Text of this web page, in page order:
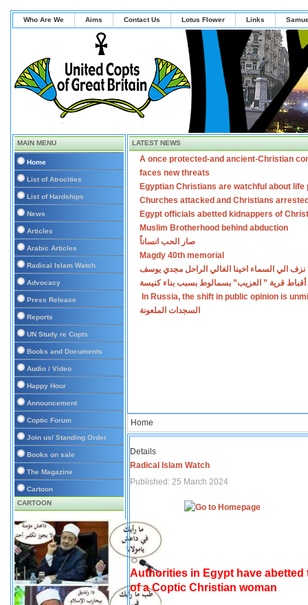
Who Are We Aims Contact Us Lotus Flower Links
MAIN MENU
Home
List of Atrocities
List of Hardships
News
Articles
Arabic Articles
Radical Islam Watch
Advocacy
Press Release
Reports
UN Study re Copts
Books and Documents
Audio / Video
Happy Hour
Announcement
Coptic Forum
Join us/ Standing Order
Books on sale
The Magazine
Cartoon
CARTOON
LATEST NEWS
A once protected-and ancient-Christian
faces new threats
Egyptian Christians are watchful about life
Churches attacked and Christians
Egypt officials abetted kidnappers of
Muslim Brotherhood behind abduction
صار الحب انساناً
Magdy 40th memorial
نزف الي السماء اخينا الغالي الراحل مجدي يوسف
أقباط قرية ” العزيب” بسمالوط بسبب بناء كنيسة
In Russia, the shift in public opinion is
السجدات الملعونة
Home
Details
Radical Islam Watch
Published: 25 March 2024
Authorities in Egypt have
of a Coptic Christian woman